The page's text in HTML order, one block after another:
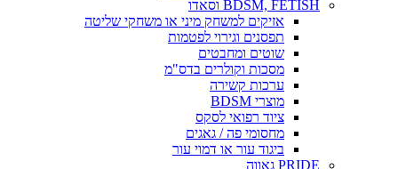
BDSM, FETISH וסאדו
אזיקים למשחק מיני או משחקי שליטה
תפסנים וגירוי לפטמות
שוטים ומחבטים
מסכות וקולרים בדס"מ
ערכות קשירה
מוצרי BDSM
ציוד רפואי לסקס
מחסומי פה / גאגים
ביגוד עור או דמוי עור
PRIDE גאווה